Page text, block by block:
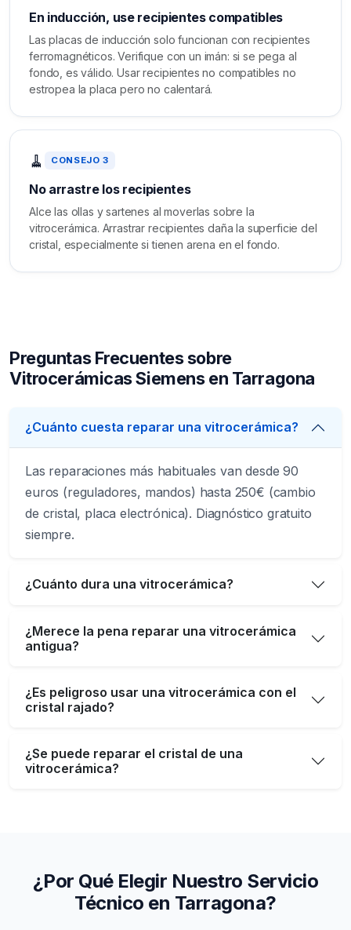
En inducción, use recipientes compatibles
Las placas de inducción solo funcionan con recipientes
ferromagnéticos. Verifique con un imán: si se pega al
fondo, es válido. Usar recipientes no compatibles no
estropea la placa pero no calentará.
🧹 CONSEJO 3
No arrastre los recipientes
Alce las ollas y sartenes al moverlas sobre la
vitrocerámica. Arrastrar recipientes daña la superficie del
cristal, especialmente si tienen arena en el fondo.
Preguntas Frecuentes sobre
Vitrocerámicas Siemens en Tarragona
¿Cuánto cuesta reparar una vitrocerámica?
Las reparaciones más habituales van desde 90
euros (reguladores, mandos) hasta 250€ (cambio
de cristal, placa electrónica). Diagnóstico gratuito
siempre.
¿Cuánto dura una vitrocerámica?
¿Merece la pena reparar una vitrocerámica
antigua?
¿Es peligroso usar una vitrocerámica con el
cristal rajado?
¿Se puede reparar el cristal de una
vitrocerámica?
¿Por Qué Elegir Nuestro Servicio
Técnico en Tarragona?